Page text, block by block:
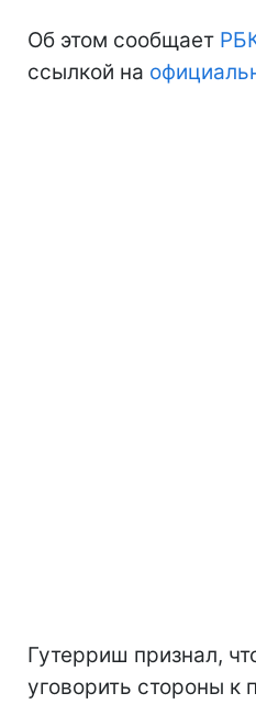
Об этом сообщает
ссылкой на
Гутерриш признал,
уговорить стороны